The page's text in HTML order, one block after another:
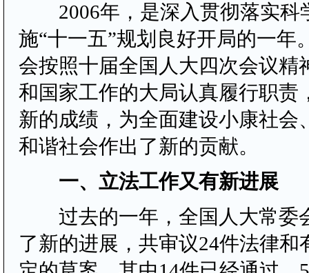
2006年，是深入贯彻落实科
施“十一五”规划良好开局的一年
会按照十届全国人大四次会议精
和国家工作的大局认真履行职责
新的成绩，为全面建设小康社会
和谐社会作出了新的贡献。
一、立法工作又有新进展
过去的一年，全国人大常委
了新的进展，共审议24件法律和